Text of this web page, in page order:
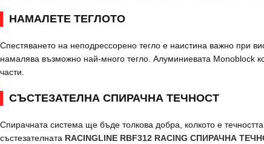
НАМАЛЕТЕ ТЕГЛОТО
Спестяването на неподрессорено тегло е наистина важно при
намалява възможно най-много тегло. Алуминиевата Monoblock
части.
СЪСТЕЗАТЕЛНА СПИРАЧНА ТЕЧНОСТ
Спирачната система ще бъде толкова добра, колкото е
състезателната RACINGLINE RBF312 RACING СПИРАЧНА